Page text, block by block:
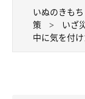
いぬのきもち
策
いざ
中に気を付